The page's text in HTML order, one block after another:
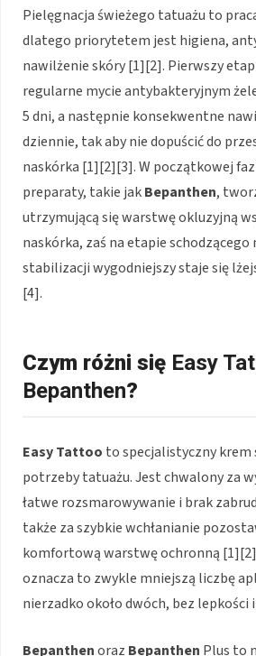
Pielęgnacja świeżego tatuażu to
dlatego priorytetem jest higiena,
nawilżenie skóry [1][2]. Pierwszy
regularne mycie antybakteryjnym
5 dni, a następnie konsekwentne
dziennie, tak aby nie dopuścić do
naskórka [1][2][3]. W początkowej
preparaty, takie jakBepanthen,
utrzymującą się warstwę okluzyjną
naskórka, zaś na etapie schodzącego
stabilizacji wygodniejszy staje się
[4].
Czym różni się Easy
Bepanthen?
Easy Tattoo to specjalistyczny
potrzeby tatuażu. Jest chwalony za
łatwe rozsmarowywanie i brak
także za szybkie wchłanianie
komfortową warstwę ochronną
oznacza to zwykle mniejszą liczbę
nierzadko około dwóch, bez lepkości
Bepanthenoraz Bepanthen Plus to